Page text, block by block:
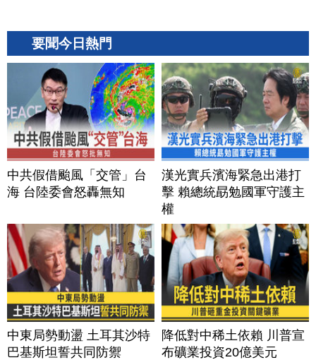
要聞今日熱門
中共假借颱風「交管」台
海 台陸委會怒轟無知
漢光實兵濱海緊急出港打
擊 賴總統勗勉國軍守護主
權
中東局勢動盪 土耳其沙特
巴基斯坦誓共同防禦
降低對中稀土依賴 川普宣
布礦業投資20億美元